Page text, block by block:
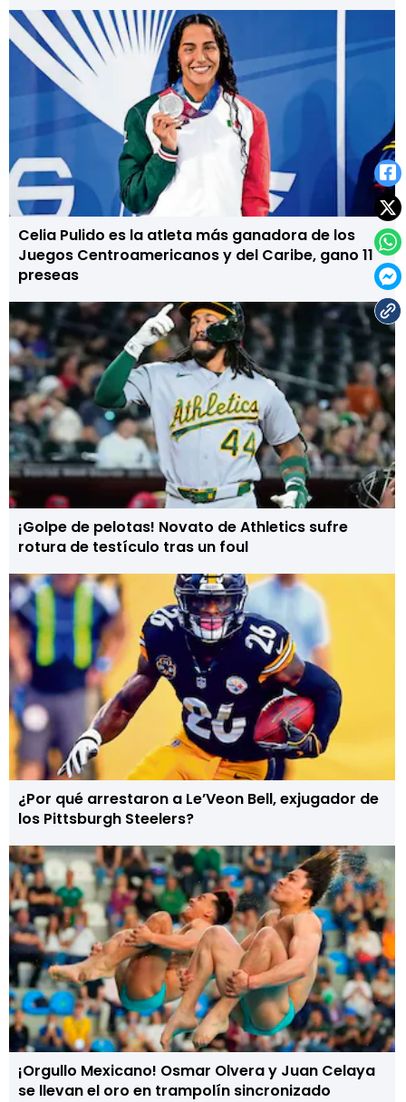
Celia Pulido es la atleta más ganadora de los
Juegos Centroamericanos y del Caribe, gano 11
preseas
¡Golpe de pelotas! Novato de Athletics sufre
rotura de testículo tras un foul
¿Por qué arrestaron a Le’Veon Bell, exjugador de
los Pittsburgh Steelers?
¡Orgullo Mexicano! Osmar Olvera y Juan Celaya
se llevan el oro en trampolín sincronizado